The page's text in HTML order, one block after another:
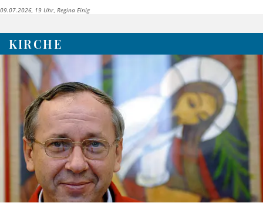
09.07.2026, 19 Uhr Regina Einig
KIRCHE